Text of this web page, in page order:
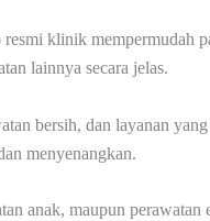
klinik mempermudah
lainnya secara jelas.
bersih, dan layanan
menyenangkan.
anak, maupun